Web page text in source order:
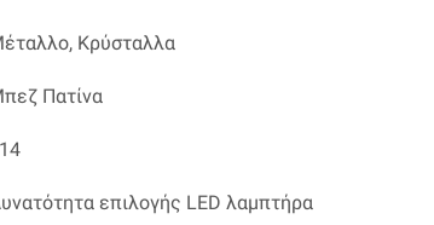
Κρύσταλλα
Πατίνα
επιλογής LED λαμπτήρα